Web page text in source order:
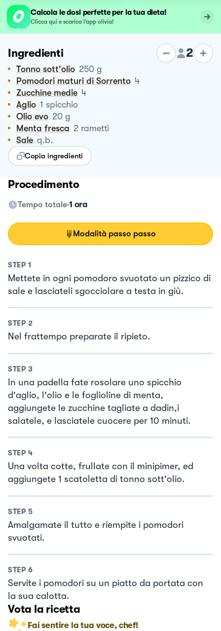
Calcola le dosi perfette per la tua dieta!
Clicca qui e scarica l’app olivia!
Ingredienti 2
Tonno sott'olio 250 g
Pomodori maturi di Sorrento 4
Zucchine medie 4
Aglio 1 spicchio
Olio evo 20 g
Menta fresca 2 rametti
Sale q.b.
Copia ingredienti
Procedimento
Tempo totale 1 ora
Modalità passo passo
STEP 1
Mettete in ogni pomodoro svuotato un pizzico di
sale e lasciateli sgocciolare a testa in giù.
STEP 2
Nel frattempo preparate il ripieto.
STEP 3
In una padella fate rosolare uno spicchio
d'aglio, l'olio e le foglioline di menta,
aggiungete le zucchine tagliate a dadin,i
salatele, e lasciatele cuocere per 10 minuti.
STEP 4
Una volta cotte, frullate con il minipimer, ed
aggiungete 1 scatoletta di tonno sott'olio.
STEP 5
Amalgamate il tutto e riempite i pomodori
svuotati.
STEP 6
Servite i pomodori su un piatto da portata con
la sua calotta.
Vota la ricetta
Fai sentire la tua voce, chef!